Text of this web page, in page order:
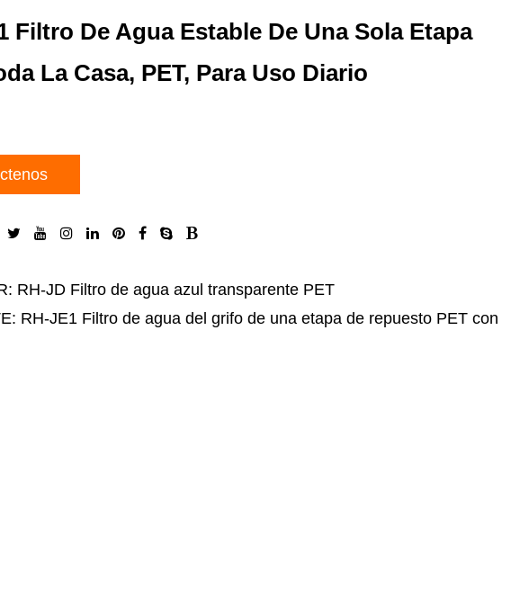
Filtro De Agua Estable De Una Sola Etapa
La Casa, PET, Para Uso Diario
RH-JD Filtro de agua azul transparente PET
RH-JE1 Filtro de agua del grifo de una etapa de repuesto PET con